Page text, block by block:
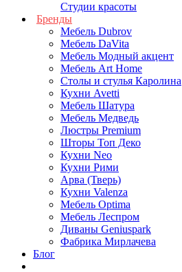
Студии красоты
Бренды
Мебель Dubrov
Мебель DaVita
Мебель Модный акцент
Мебель Art Home
Столы и стулья Каролина
Кухни Avetti
Мебель Шатура
Мебель Медведь
Люстры Premium
Шторы Топ Деко
Кухни Neo
Кухни Рими
Арва (Тверь)
Кухни Valenza
Мебель Optima
Мебель Леспром
Диваны Geniuspark
Фабрика Мирлачева
Блог